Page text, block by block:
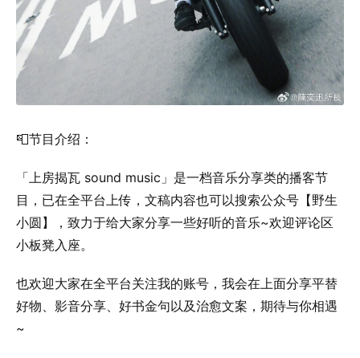
📮节目介绍：
「上房揭瓦 sound music」是一档音乐分享类的播客节
目，已在全平台上传，文稿内容也可以搜索公众号【野生
小圆】，致力于给大家分享一些好听的音乐~欢迎评论区
小板凳入座。
也欢迎大家在全平台关注我的账号，我会在上面分享平替
好物、影音分享、好书金句以及治愈文案，期待与你相遇
~